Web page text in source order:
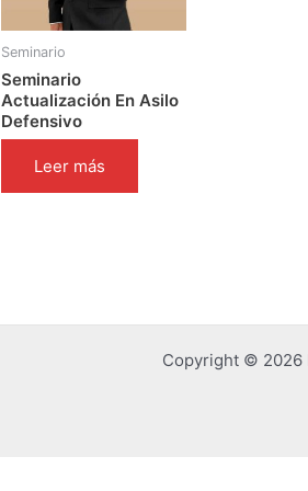
Seminario
Seminario
Actualización En Asilo
Defensivo
Leer más
Copyright © 2026